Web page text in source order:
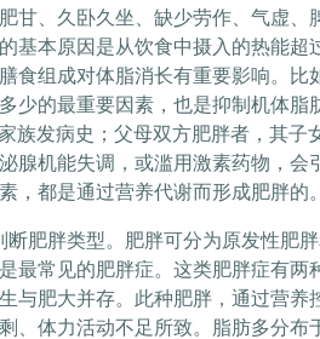
甘、久卧久坐、缺少劳作、气虚
基本原因是从饮食中摄入的热能
食组成对体脂消长有重要影响。
少的最重要因素，也是抑制机体脂
族发病史；父母双方肥胖者，其子
腺机能失调，或滥用激素药物，
，都是通过营养代谢而形成肥胖的
肥胖类型。肥胖可分为原发性肥
最常见的肥胖症。这类肥胖症有
与肥大并存。此种肥胖，通过营
、体力活动不足所致。脂肪多分